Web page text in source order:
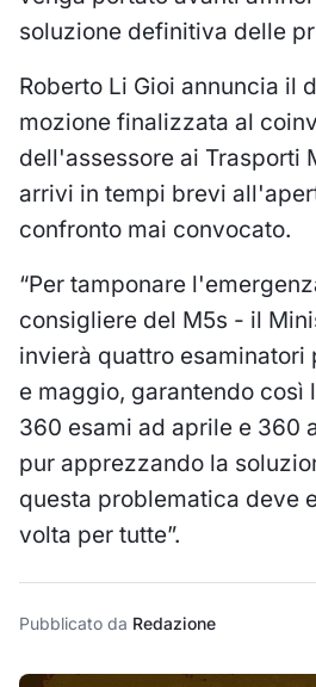
soluzione definitiva delle
Roberto Li Gioi annuncia il
mozione finalizzata al
dell'assessore ai Trasporti
arrivi in tempi brevi
confronto mai convocato.
“Per tamponare
consigliere del M5s - il
invierà quattro esaminatori
e maggio, garantendo così
360 esami ad aprile e 360
pur apprezzando la
questa problematica deve
volta per tutte”.
Pubblicato da Redazione